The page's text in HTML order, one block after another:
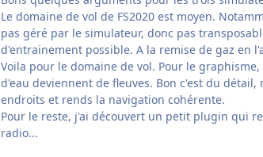
Le domaine de vol de FS2020 est moyen.
pas géré par le simulateur, donc pas
d'entrainement possible. A la remise de gaz en
Voila pour le domaine de vol. Pour le
d'eau deviennent de fleuves. Bon c'est du
endroits et rends la navigation cohérente.
Pour le reste, j'ai découvert un petit plugin qui
radio...